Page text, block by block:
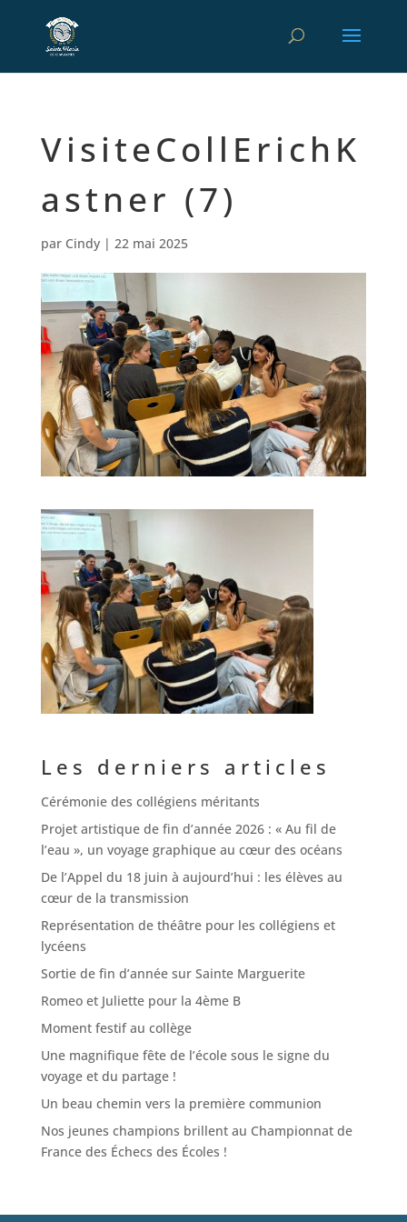
VisiteCollErichK
astner (7)
par Cindy| 22 mai 2025
Les derniers articles
Cérémonie des collégiens méritants
Projet artistique de fin d’année 2026 : « Au fil de
l’eau », un voyage graphique au cœur des océans
De l’Appel du 18 juin à aujourd’hui : les élèves au
cœur de la transmission
Représentation de théâtre pour les collégiens et
lycéens
Sortie de fin d’année sur Sainte Marguerite
Romeo et Juliette pour la 4ème B
Moment festif au collège
Une magnifique fête de l’école sous le signe du
voyage et du partage !
Un beau chemin vers la première communion
Nos jeunes champions brillent au Championnat de
France des Échecs des Écoles !